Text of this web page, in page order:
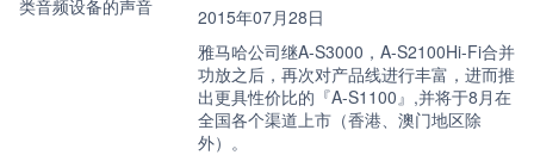
2015年07月28日
雅马哈公司继A-S3000，A-S2100Hi-Fi合并
功放之后，再次对产品线进行丰富，进而推
出更具性价比的『A-S1100』,并将于8月在
全国各个渠道上市（香港、澳门地区除
外）。